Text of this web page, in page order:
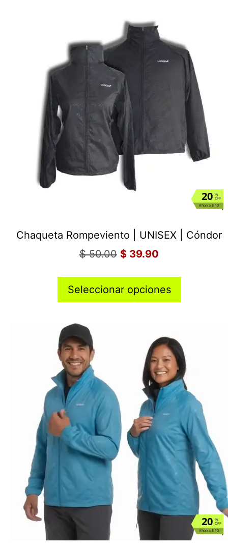
%
OFF
20
Ahorra $ 10
Chaqueta Rompeviento | UNISEX | Cóndor
$50.00 $ 39.90
Seleccionar opciones
%
OFF
20
Ahorra $ 10